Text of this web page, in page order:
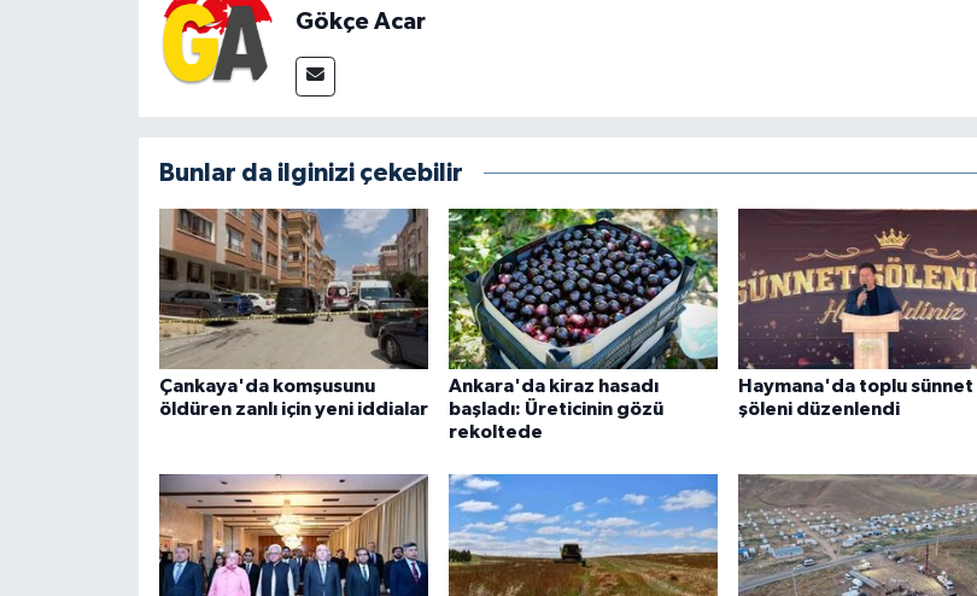
Gökçe Acar
Bunlar da ilginizi çekebilir
Çankaya'da komşusunu
öldüren zanlı için yeni iddialar
Ankara'da kiraz hasadı
başladı: Üreticinin gözü
rekoltede
Haymana'da toplu sünnet
şöleni düzenlendi